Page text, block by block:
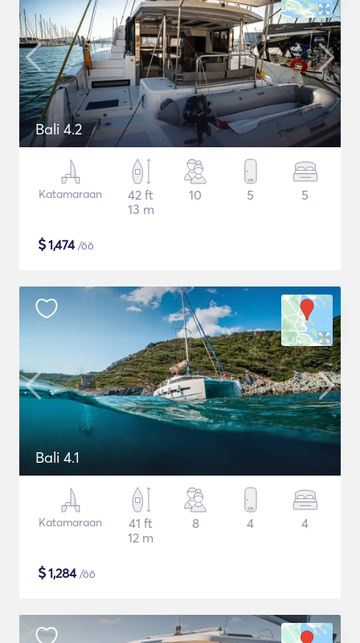
Bali 4.2
Katamaraan
42 ft
13 m
10 5 5
$1,474/öö
Bali 4.1
Katamaraan
41 ft
12 m
8 4 4
$1,284/öö